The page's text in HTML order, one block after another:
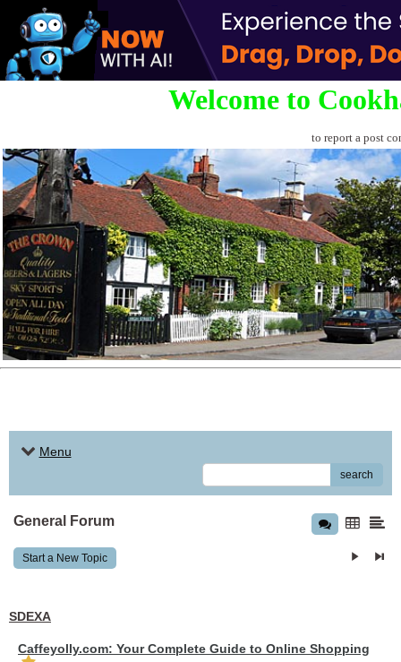
Welcome to
to report a post
Menu
search
General Forum
Start a New Topic
SDEXA
Caffeyolly.com: Your Complete Guide to Online Shopping